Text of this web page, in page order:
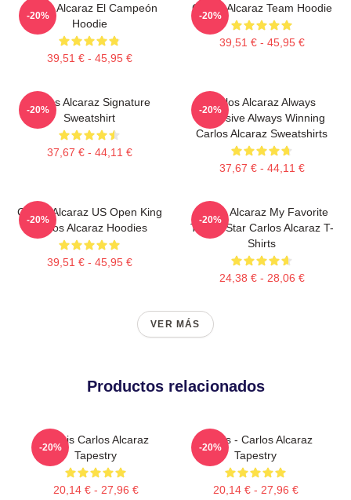
Carlos Alcaraz El Campeón
Hoodie
39,51 € - 45,95 €
-20%
Carlos Alcaraz Team Hoodie
39,51 € - 45,95 €
-20%
Carlos Alcaraz Signature
Sweatshirt
37,67 € - 44,11 €
-20%
Carlos Alcaraz Always
Explosive Always Winning
Carlos Alcaraz Sweatshirts
37,67 € - 44,11 €
-20%
Carlos Alcaraz US Open King
Carlos Alcaraz Hoodies
39,51 € - 45,95 €
-20%
Carlos Alcaraz My Favorite
Tennis Star Carlos Alcaraz T-
Shirts
24,38 € - 28,06 €
-20%
VER MÁS
Productos relacionados
Tennis Carlos Alcaraz
Tapestry
20,14 € - 27,96 €
-20%
Tennis - Carlos Alcaraz
Tapestry
20,14 € - 27,96 €
-20%